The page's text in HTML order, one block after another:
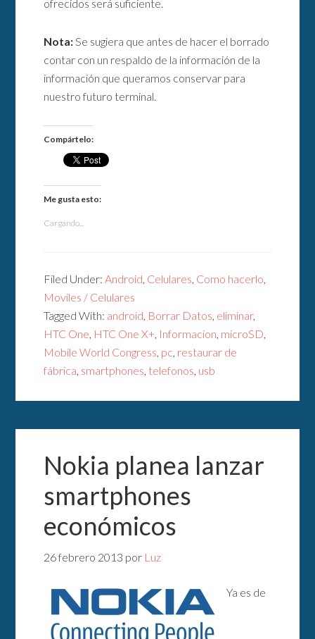
ofrecidos será suficiente.
Nota:Se sugiera que antes de hacer el borrado
contar con un respaldo de la información de la
información que queramos conservar para
nuestro futuro terminal.
Compártelo:
Me gusta esto:
Cargando...
Filed Under:Android, Celulares, Como hacerlo,
Moviles / Celulares
Tagged With: android, Borrar Datos, eliminar,
HTC One, HTC One X+, Informacion, microSD,
Mobile World Congress, pc, restaurar de
fábrica, smartphones, telefonos, usb
Nokia planea lanzar
smartphones
económicos
26 febrero 2013 por Luz
Ya es de